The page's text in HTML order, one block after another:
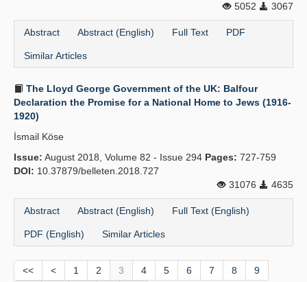
5052
3067
Abstract Abstract (English) Full Text PDF
Similar Articles
The Lloyd George Government of the UK: Balfour
Declaration the Promise for a National Home to Jews (1916-
1920)
İsmail Köse
Issue: August 2018, Volume 82 - Issue 294 Pages: 727-759
DOI: 10.37879/belleten.2018.727
31076
4635
Abstract Abstract (English) Full Text (English)
PDF (English) Similar Articles
<< < 1 2 3 4 5 6 7 8 9